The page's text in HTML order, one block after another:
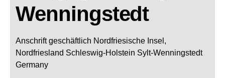
Wenningstedt
Anschrift geschäftlich Nordfriesische Insel,
Nordfriesland Schleswig-Holstein Sylt-Wenningstedt
Germany